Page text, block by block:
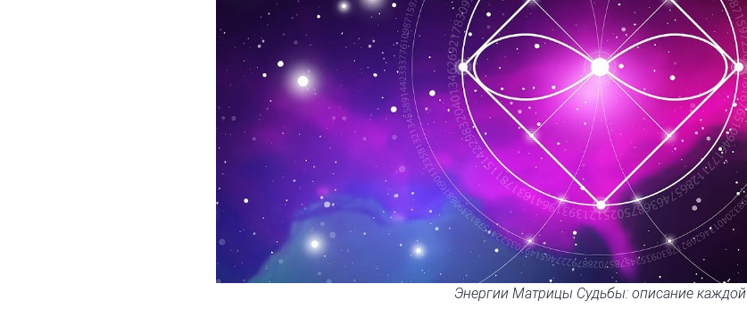
Энергии Матрицы Судьбы: описание каждой